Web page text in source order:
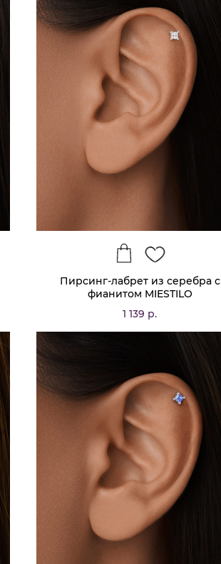
Пирсинг-лабрет из серебра с
фианитом MIESTILO
1 139 р.